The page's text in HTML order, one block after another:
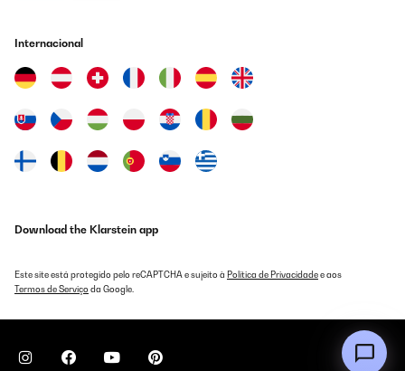
Internacional
Download the Klarstein app
Este site está protegido pelo reCAPTCHA e sujeito à Política de Privacidadee aos
Termos de Serviçoda Google.